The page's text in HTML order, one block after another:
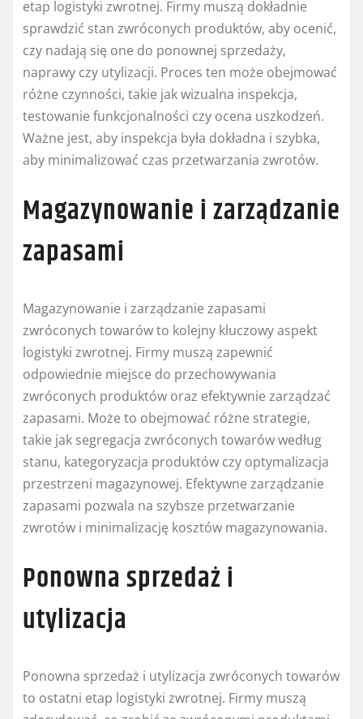
etap logistyki zwrotnej. Firmy muszą dokładnie
sprawdzić stan zwróconych produktów, aby ocenić,
czy nadają się one do ponownej sprzedaży,
naprawy czy utylizacji. Proces ten może obejmować
różne czynności, takie jak wizualna inspekcja,
testowanie funkcjonalności czy ocena uszkodzeń.
Ważne jest, aby inspekcja była dokładna i szybka,
aby minimalizować czas przetwarzania zwrotów.
Magazynowanie i zarządzanie
zapasami
Magazynowanie i zarządzanie zapasami
zwróconych towarów to kolejny kluczowy aspekt
logistyki zwrotnej. Firmy muszą zapewnić
odpowiednie miejsce do przechowywania
zwróconych produktów oraz efektywnie zarządzać
zapasami. Może to obejmować różne strategie,
takie jak segregacja zwróconych towarów według
stanu, kategoryzacja produktów czy optymalizacja
przestrzeni magazynowej. Efektywne zarządzanie
zapasami pozwala na szybsze przetwarzanie
zwrotów i minimalizację kosztów magazynowania.
Ponowna sprzedaż i
utylizacja
Ponowna sprzedaż i utylizacja zwróconych towarów
to ostatni etap logistyki zwrotnej. Firmy muszą